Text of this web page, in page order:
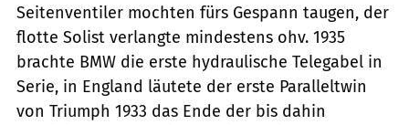
Seitenventiler mochten fürs Gespann taugen, der
flotte Solist verlangte mindestens ohv. 1935
brachte BMW die erste hydraulische Telegabel in
Serie, in England läutete der erste Paralleltwin
von Triumph 1933 das Ende der bis dahin